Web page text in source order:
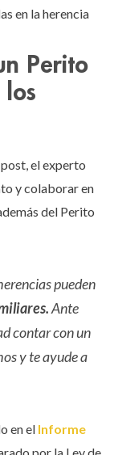
en la herencia
Perito
el experto
y colaborar en
del Perito
pueden
Ante
contar con un
y te ayude a
en el Informe